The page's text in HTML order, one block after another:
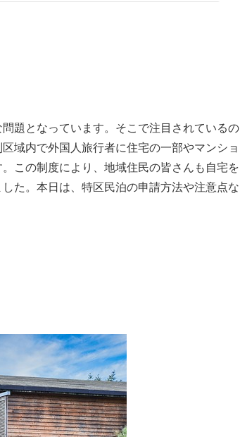
題となっています。そこで注目されているの
域内で外国人旅行者に住宅の一部やマンショ
この制度により、地域住民の皆さんも自宅を
た。本日は、特区民泊の申請方法や注意点な